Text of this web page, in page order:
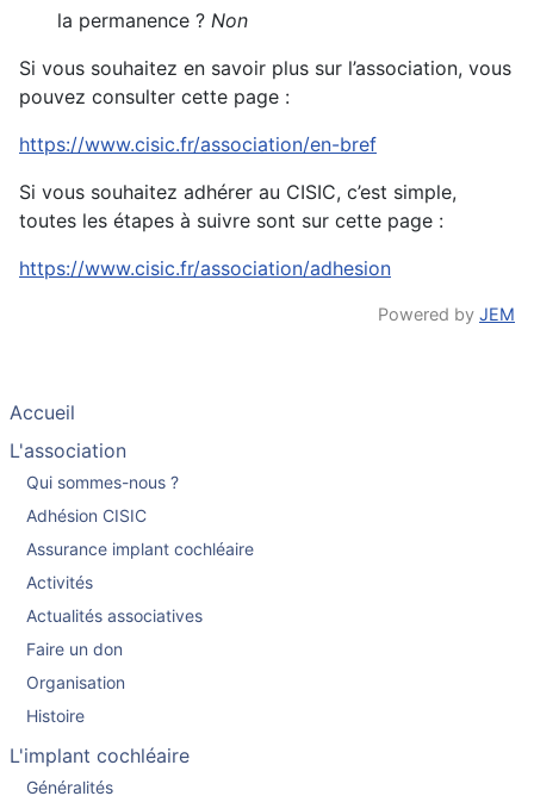
la permanence ? Non
Si vous souhaitez en savoir plus sur l’association, vous
pouvez consulter cette page :
https://www.cisic.fr/association/en-bref
Si vous souhaitez adhérer au CISIC, c’est simple,
toutes les étapes à suivre sont sur cette page :
https://www.cisic.fr/association/adhesion
Powered by JEM
Accueil
L'association
Qui sommes-nous ?
Adhésion CISIC
Assurance implant cochléaire
Activités
Actualités associatives
Faire un don
Organisation
Histoire
L'implant cochléaire
Généralités